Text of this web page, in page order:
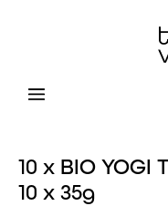
10 x BIO YOGI
10 x 35g